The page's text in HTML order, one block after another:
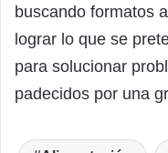
buscando formatos
lograr lo que se
para solucionar
padecidos por una